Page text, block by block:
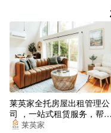
Longmore St
Belgrave Middleway
Balsall Heath Rd
Highgate Rd
Calthorpe Park
莱英家全托房屋出租管理公
司 ，一站式租赁服务，帮你
找到梦想的居所
莱英家